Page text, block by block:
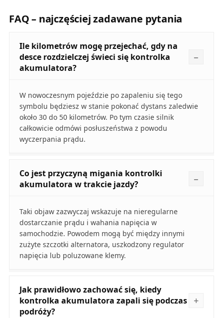
FAQ – najczęściej zadawane pytania
Ile kilometrów mogę przejechać, gdy na
desce rozdzielczej świeci się kontrolka
akumulatora?
W nowoczesnym pojeździe po zapaleniu się tego
symbolu będziesz w stanie pokonać dystans zaledwie
około 30 do 50 kilometrów. Po tym czasie silnik
całkowicie odmówi posłuszeństwa z powodu
wyczerpania prądu.
Co jest przyczyną migania kontrolki
akumulatora w trakcie jazdy?
Taki objaw zazwyczaj wskazuje na nieregularne
dostarczanie prądu i wahania napięcia w
samochodzie. Powodem mogą być między innymi
zużyte szczotki alternatora, uszkodzony regulator
napięcia lub poluzowane klemy.
Jak prawidłowo zachować się, kiedy
kontrolka akumulatora zapali się podczas
podróży?